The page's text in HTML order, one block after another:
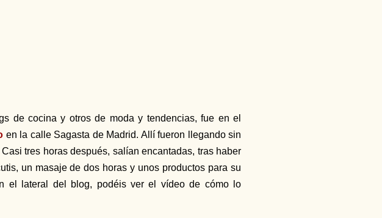
de cocina y otros de moda y tendencias, fue en el
en la calle Sagasta de Madrid. Allí fueron llegando sin
tres horas después, salían encantadas, tras haber
un masaje de dos horas y unos productos para su
el lateral del blog, podéis ver el vídeo de cómo lo